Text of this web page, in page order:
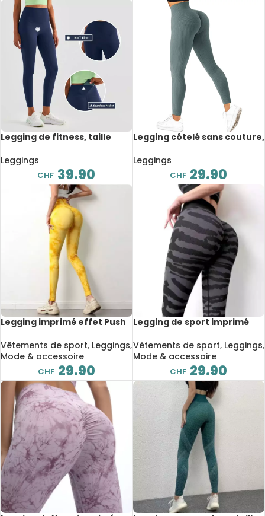
Legging de fitness, taille
avant, avec poche cachée
Leggings
CHF 39.90
Legging côtelé sans couture,
Leggings
CHF 29.90
Legging imprimé effet Push
gymnastique
Vêtements de sport, Leggings,
Mode & accessoire
CHF 29.90
Legging de sport imprimé
Vêtements de sport, Leggings,
Mode & accessoire
CHF 29.90